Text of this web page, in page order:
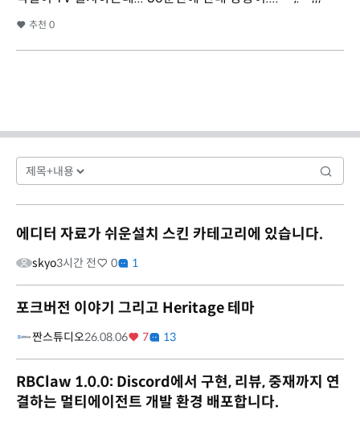
추천 0
에디터 자료가 쉬운설치 스킨 카테고리에 있습니다.
skyo3시간 전 0 1
포크버전 이야기 그리고 Heritage 테마
짠스튜디오26.08.06 7 13
RBClaw 1.0.0: Discord에서 구현, 리뷰, 중재까지 연
결하는 멀티에이전트 개발 환경 배포합니다.